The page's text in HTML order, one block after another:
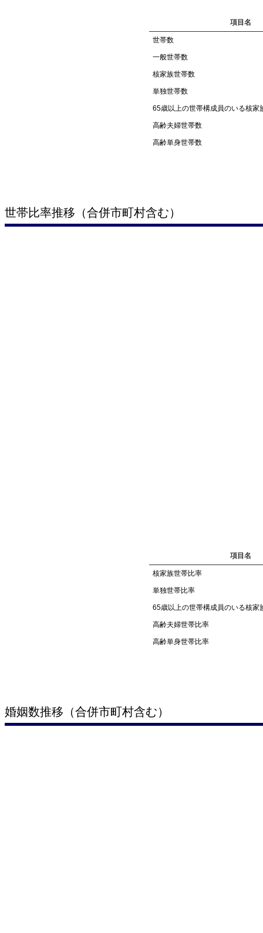
項目名
世帯数
一般世帯数
核家族世帯数
単独世帯数
65歳以上の世帯構成員のいる核家
高齢夫婦世帯数
高齢単身世帯数
世帯比率推移（合併市町村含む）
項目名
核家族世帯比率
単独世帯比率
65歳以上の世帯構成員のいる核家
高齢夫婦世帯比率
高齢単身世帯比率
婚姻数推移（合併市町村含む）